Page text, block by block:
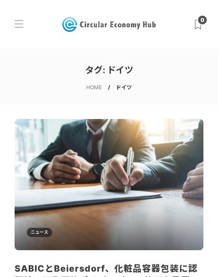
0
タグ: ドイツ
HOME ドイツ
ニュース
SABICとBeiersdorf、化粧品容器包装に認